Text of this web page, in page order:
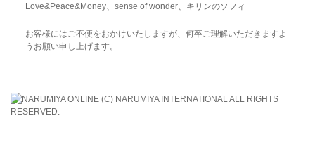
Love&Peace&Money、sense of wonder、キリンのソフィ
お客様にはご不便をおかけいたしますが、何卒ご理解いただきますよ
うお願い申し上げます。